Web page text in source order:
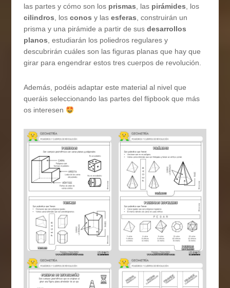
las partes y cómo son los prismas, las pirámides, los
cilindros, losconos y lasesferas, construirán un
prisma y una pirámide a partir de susdesarrollos
planos, estudiarán los poliedros regulares y
descubrirán cuáles son las figuras planas que hay que
girar para engendrar estos tres cuerpos de revolución.
Además, podéis adaptar este material al nivel que
queráis seleccionando las partes del flipbook que más
os interesen